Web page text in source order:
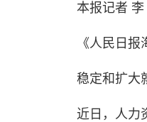
本报记者 李
《人民日报海
稳定和扩大就
近日，人力资